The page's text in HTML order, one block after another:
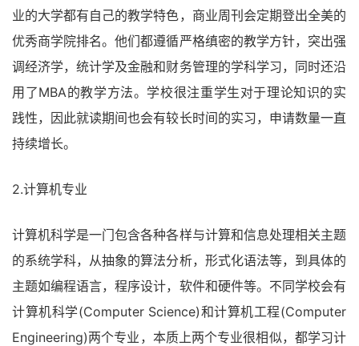
业的大学都有自己的教学特色，商业周刊会定期登出全美的
优秀商学院排名。他们都遵循严格缜密的教学方针，突出强
调经济学，统计学及金融和财务管理的学科学习，同时还沿
用了MBA的教学方法。学校很注重学生对于理论知识的实
践性，因此就读期间也会有较长时间的实习，申请数量一直
持续增长。
2.计算机专业
计算机科学是一门包含各种各样与计算和信息处理相关主题
的系统学科，从抽象的算法分析，形式化语法等，到具体的
主题如编程语言，程序设计，软件和硬件等。不同学校会有
计算机科学(Computer Science)和计算机工程(Computer
Engineering)两个专业，本质上两个专业很相似，都学习计